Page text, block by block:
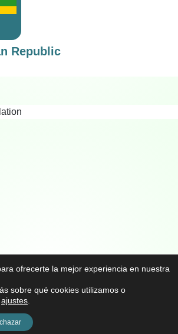
Republic
ofrecerte la mejor experiencia en nuestra
sobre qué cookies utilizamos o
ajustes